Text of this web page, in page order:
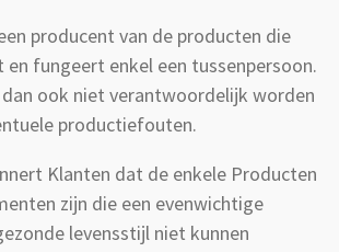
producent van de producten die
fungeert enkel een tussenpersoon.
dan ook niet verantwoordelijk worden
productiefouten.
Klanten dat de enkele Producten
zijn die een evenwichtige
levensstijl niet kunnen